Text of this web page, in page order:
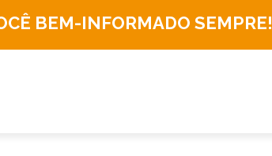
BEM-INFORMADO SEMPRE!